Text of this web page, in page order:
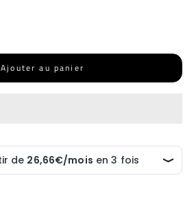
Ajouter au panier